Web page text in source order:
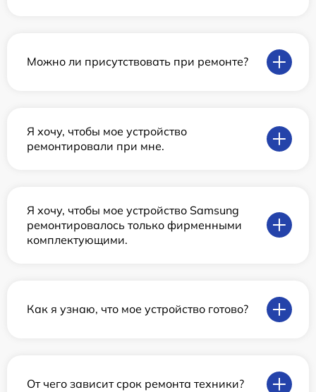
Можно ли присутствовать при ремонте?
Я хочу, чтобы мое устройство
ремонтировали при мне.
Я хочу, чтобы мое устройство Samsung
ремонтировалось только фирменными
комплектующими.
Как я узнаю, что мое устройство готово?
От чего зависит срок ремонта техники?